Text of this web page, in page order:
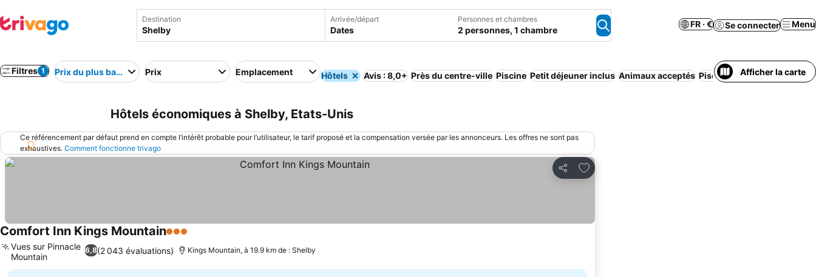
Destination Arrivée/départ
Dates
Personnes et chambres
2 personnes, 1 chambre
FR · € Se connecter Menu
Filtres 1 Prix du plus bas au plus élevé
Prix Emplacement Hôtels Avis : 8,0+ Près du centre-ville Piscine Petit déjeuner inclus Animaux acceptés Piscine intérieureAfficher la carte
Hôtels économiques à Shelby, Etats-Unis
Ce référencement par défaut prend en compte l’intérêt probable pour l’utilisateur, le tarif proposé et la compensation versée par les annonceurs. Les offres ne sont pas
exhaustives. Comment fonctionne trivago
Partager
Ajouter à mes favoris
Comfort Inn Kings Mountain3 Étoiles
6,8(2 043 évaluations)
Vues sur Pinnacle
Mountain
Kings Mountain, à 19.9 km de : Shelby